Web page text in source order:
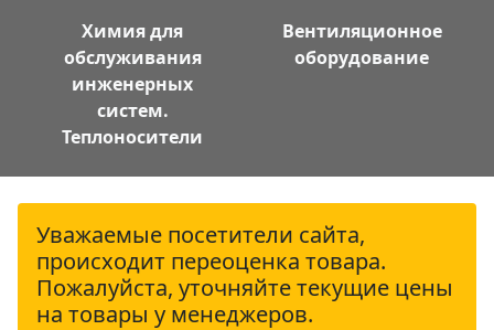
Химия для
обслуживания
инженерных
систем.
Теплоносители
Вентиляционное
оборудование
Уважаемые посетители сайта,
происходит переоценка товара.
Пожалуйста, уточняйте текущие цены
на товары у менеджеров.